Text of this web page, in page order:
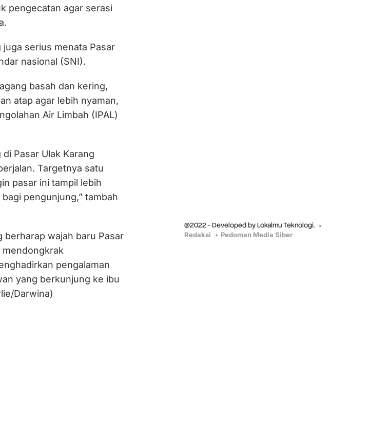
pengecatan agar serasi
juga serius menata Pasar
nasional (SNI).
basah dan kering,
atap agar lebih nyaman,
Air Limbah (IPAL)
Pasar Ulak Karang
Targetnya satu
pasar ini tampil lebih
pengunjung,” tambah
berharap wajah baru Pasar
mendongkrak
pengalaman
yang berkunjung ke ibu
Darwina)
@2022 - Developed by Lokalmu Teknologi.
Redaksi Pedoman Media Siber